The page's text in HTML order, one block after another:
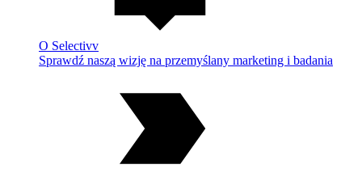
O Selectivv
Sprawdź naszą wizję na przemyślany marketing i badania